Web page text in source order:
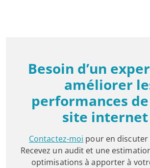
Besoin d’un
améliorer
performances
site internet
Contactez-moi pour en discuter
Recevez un audit et une
optimisations à apporter à